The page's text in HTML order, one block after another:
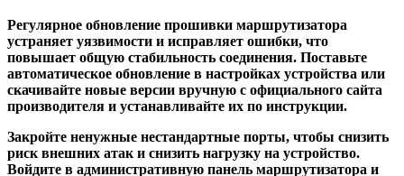
Регулярное обновление прошивки маршрутизатора
устраняет уязвимости и исправляет ошибки, что
повышает общую стабильность соединения. Поставьте
автоматическое обновление в настройках устройства или
скачивайте новые версии вручную с официального сайта
производителя и устанавливайте их по инструкции.
Закройте ненужные нестандартные порты, чтобы снизить
риск внешних атак и снизить нагрузку на устройство.
Войдите в административную панель маршрутизатора и